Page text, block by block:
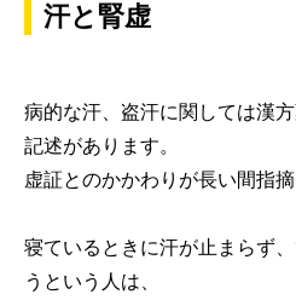
汗と腎虚
病的な汗、盗汗に関しては漢
記述があります。
虚証とのかかわりが長い間指摘
寝ているときに汗が止まらず
うという人は、